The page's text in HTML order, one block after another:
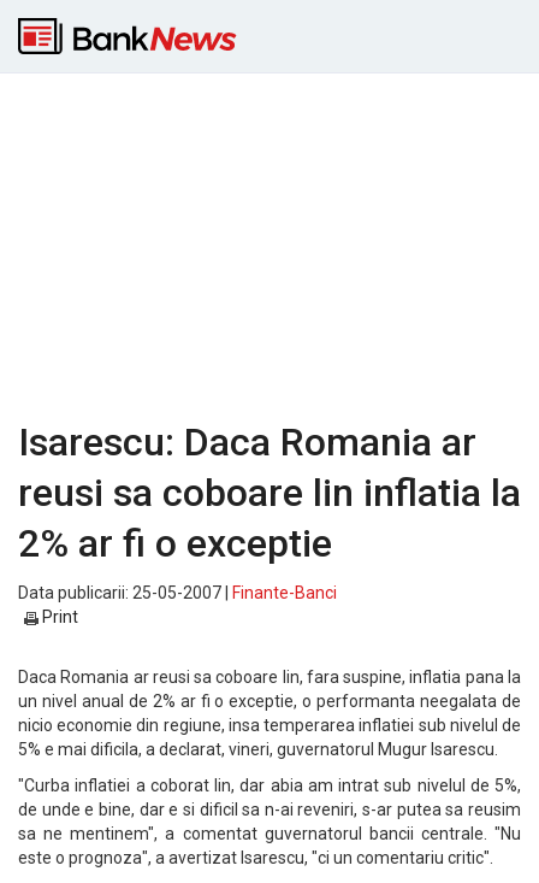
Isarescu: Daca Romania ar
reusi sa coboare lin inflatia la
2% ar fi o exceptie
Data publicarii: 25-05-2007 |
Finante-Banci
Print
Daca Romania ar reusi sa coboare lin, fara suspine, inflatia pana la
un nivel anual de 2% ar fi o exceptie, o performanta neegalata de
nicio economie din regiune, insa temperarea inflatiei sub nivelul de
5% e mai dificila, a declarat, vineri, guvernatorul Mugur Isarescu.
"Curba inflatiei a coborat lin, dar abia am intrat sub nivelul de 5%,
de unde e bine, dar e si dificil sa n-ai reveniri, s-ar putea sa reusim
sa ne mentinem", a comentat guvernatorul bancii centrale. "Nu
este o prognoza", a avertizat Isarescu, "ci un comentariu critic".